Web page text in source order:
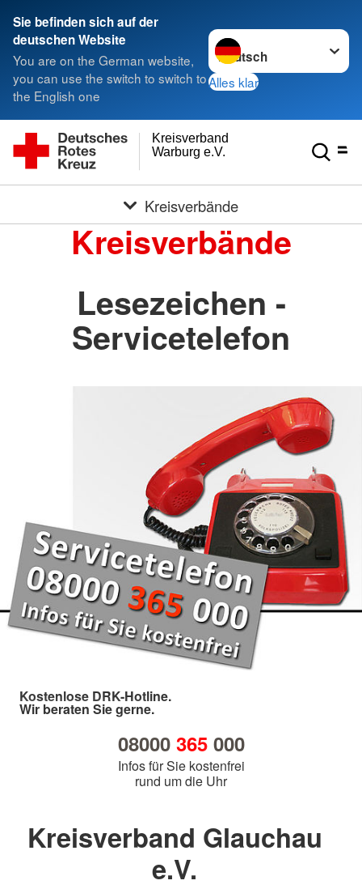
Sie befinden sich auf der
deutschen Website
You are on the German website,
you can use the switch to switch to
the English one
Sprache wechseln zu
Alles klar
Warburg e.V.
Kreisverband
Kreisverbände
Kreisverbände
Lesezeichen -
Servicetelefon
Kostenlose DRK-Hotline.
Wir beraten Sie gerne.
08000 365000
Infos für Sie kostenfrei
rund um die Uhr
Kreisverband Glauchau
e.V.